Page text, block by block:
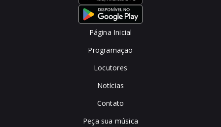
Página Inicial
Programação
Locutores
Notícias
Contato
Peça sua música